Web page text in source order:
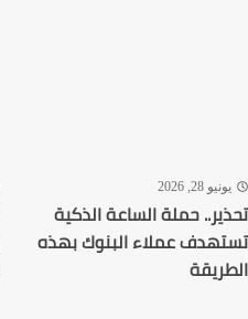
28, 2026
حملة الساعة الذكية
عملاء البنوك بهذه